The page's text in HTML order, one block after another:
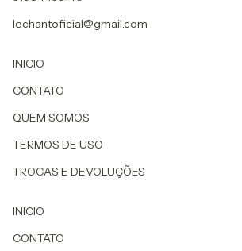
lechantoficial@gmail.com
INICIO
CONTATO
QUEM SOMOS
TERMOS DE USO
TROCAS E DEVOLUÇÕES
INICIO
CONTATO